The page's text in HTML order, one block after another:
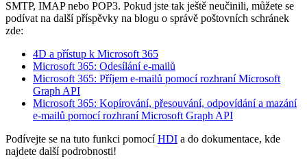
SMTP, IMAP nebo POP3. Pokud jste tak ještě neučinili, můžete se
podívat na další příspěvky na blogu o správě poštovních schránek
zde:
4D a přístup k Microsoft 365
Microsoft 365: Odesílání e-mailů
Microsoft 365: Příjem e-mailů pomocí rozhraní Microsoft
Graph API
Microsoft 365: Kopírování, přesouvání, odpovídání a mazání
e-mailů pomocí rozhraní Microsoft Graph API
Podívejte se na tuto funkci pomocíHDI a do dokumentace, kde
najdete další podrobnosti!